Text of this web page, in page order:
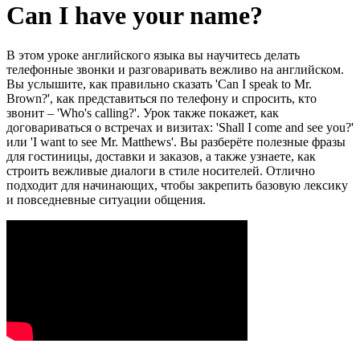
Can I have your name?
В этом уроке английского языка вы научитесь делать
телефонные звонки и разговаривать вежливо на английском.
Вы услышите, как правильно сказать 'Can I speak to Mr.
Brown?', как представиться по телефону и спросить, кто
звонит – 'Who's calling?'. Урок также покажет, как
договариваться о встречах и визитах: 'Shall I come and see you?'
или 'I want to see Mr. Matthews'. Вы разберёте полезные фразы
для гостиницы, доставки и заказов, а также узнаете, как
строить вежливые диалоги в стиле носителей. Отлично
подходит для начинающих, чтобы закрепить базовую лексику
и повседневные ситуации общения.